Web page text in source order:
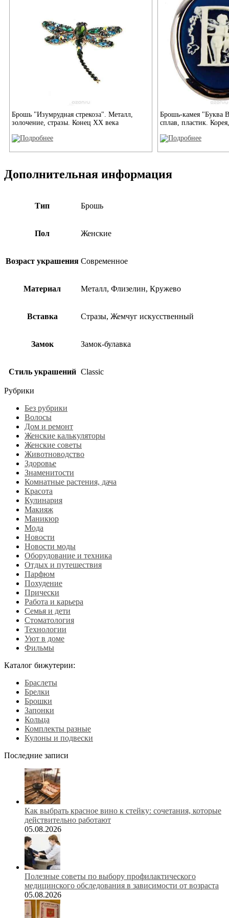
Брошь "Изумрудная стрекоза". Металл,
золочение, стразы. Конец XX века
Брошь-камея "Буква
сплав, пластик.
Дополнительная информация
Тип Брошь
Пол Женские
Возраст украшения Современное
Материал Металл, Флизелин, Кружево
Вставка Стразы, Жемчуг искусственный
Замок Замок-булавка
Стиль украшений Classic
Рубрики
Без рубрики
Волосы
Дом и ремонт
Женские калькуляторы
Женские советы
Животноводство
Здоровье
Знаменитости
Комнатные растения, дача
Красота
Кулинария
Макияж
Маникюр
Мода
Новости
Новости моды
Оборудование и техника
Отдых и путешествия
Парфюм
Похудение
Прически
Работа и карьера
Семья и дети
Стоматология
Технологии
Уют в доме
Фильмы
Каталог бижутерии:
Браслеты
Брелки
Брошки
Запонки
Кольца
Комплекты разные
Кулоны и подвески
Последние записи
Как выбрать красное вино к стейку: сочетания, которые
действительно работают
05.08.2026
Полезные советы по выбору профилактического
медицинского обследования в зависимости от возраста
05.08.2026